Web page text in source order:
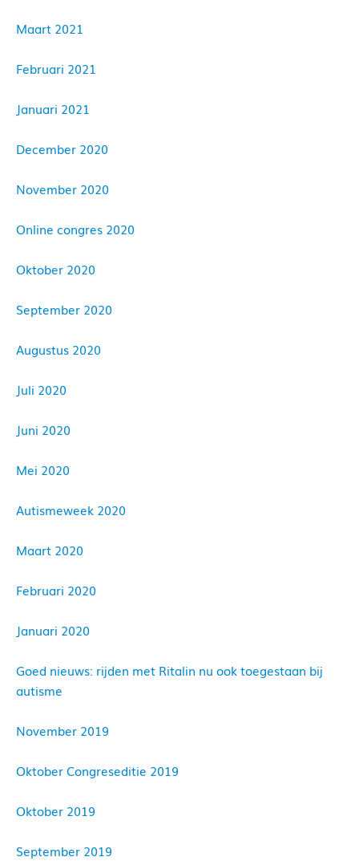
Maart 2021
Februari 2021
Januari 2021
December 2020
November 2020
Online congres 2020
Oktober 2020
September 2020
Augustus 2020
Juli 2020
Juni 2020
Mei 2020
Autismeweek 2020
Maart 2020
Februari 2020
Januari 2020
Goed nieuws: rijden met Ritalin nu ook toegestaan bij
autisme
November 2019
Oktober Congreseditie 2019
Oktober 2019
September 2019